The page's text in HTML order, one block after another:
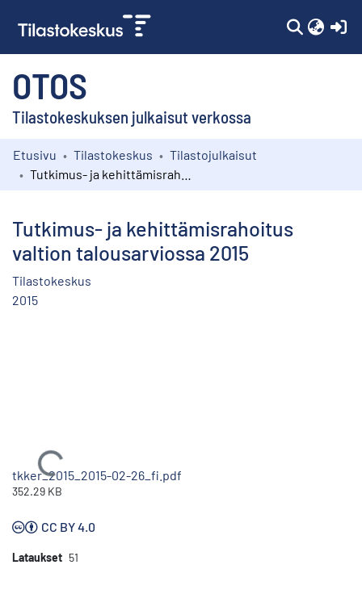
OTOS
Tilastokeskuksen julkaisut verkossa
Kokoelmat
Etusivu Tilastokeskus
Tilastojulkaisut
Tutkimus- ja kehittämisrahoitus
valtion talousarviossa 2015
Tilastokeskus
2015
Ladataan...
tkker_2015_2015-02-26_fi.pdf
352.29 KB
CC BY 4.0
Lataukset 51